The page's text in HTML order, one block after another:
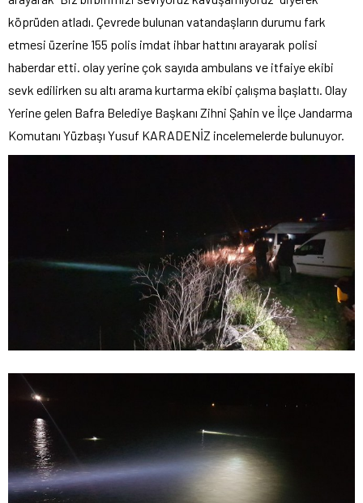
köprüden atladı. Çevrede bulunan vatandaşların durumu fark
etmesi üzerine 155 polis imdat ihbar hattını arayarak polisi
haberdar etti. olay yerine çok sayıda ambulans ve itfaiye ekibi
sevk edilirken su altı arama kurtarma ekibi çalışma başlattı. Olay
Yerine gelen Bafra Belediye Başkanı Zihni Şahin ve İlçe Jandarma
Komutanı Yüzbaşı Yusuf KARADENİZ incelemelerde bulunuyor.